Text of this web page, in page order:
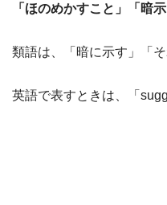
「ほのめかすこと」「暗示
類語は、「暗に示す」「
英語で表すときは、「